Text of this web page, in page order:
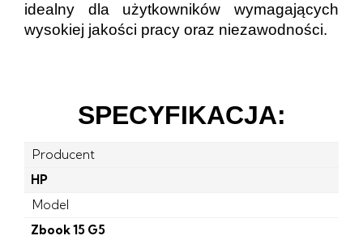
idealny dla użytkowników wymagających
wysokiej jakości pracy oraz niezawodności.
SPECYFIKACJA:
Producent
HP
Model
Zbook 15 G5